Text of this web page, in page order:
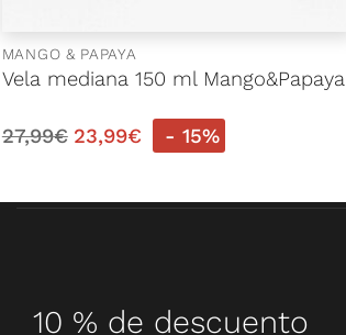
MANGO & PAPAYA
Vela mediana 150 ml Mango&Papaya
27,99€ 23,99€ - 15%
10 % de descuento